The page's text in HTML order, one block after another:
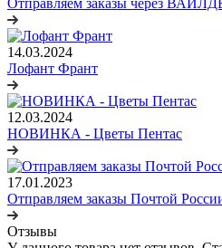
14.03.2024
Лофант Франт
12.03.2024
НОВИНКА - Цветы Пентас
17.01.2023
Отправляем заказы Почтой
Отзывы